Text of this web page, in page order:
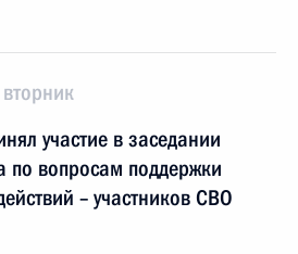
участие в заседании
по вопросам поддержки
– участников СВО